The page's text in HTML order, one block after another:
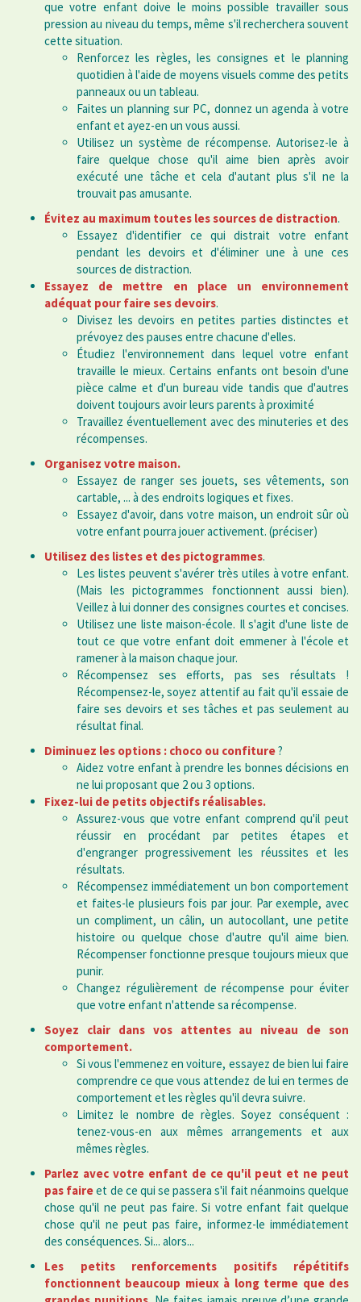
que votre enfant doive le moins possible travailler sous
pression au niveau du temps, même s'il recherchera souvent
cette situation.
Renforcez les règles, les consignes et le planning
quotidien à l'aide de moyens visuels comme des petits
panneaux ou un tableau.
Faites un planning sur PC, donnez un agenda à votre
enfant et ayez-en un vous aussi.
Utilisez un système de récompense. Autorisez-le à
faire quelque chose qu'il aime bien après avoir
exécuté une tâche et cela d'autant plus s'il ne la
trouvait pas amusante.
Évitez au maximum toutes les sources de distraction.
Essayez d'identifier ce qui distrait votre enfant
pendant les devoirs et d'éliminer une à une ces
sources de distraction.
Essayez de mettre en place un environnement
adéquat pour faire ses devoirs.
Divisez les devoirs en petites parties distinctes et
prévoyez des pauses entre chacune d'elles.
Étudiez l'environnement dans lequel votre enfant
travaille le mieux. Certains enfants ont besoin d'une
pièce calme et d'un bureau vide tandis que d'autres
doivent toujours avoir leurs parents à proximité
Travaillez éventuellement avec des minuteries et des
récompenses.
Organisez votre maison.
Essayez de ranger ses jouets, ses vêtements, son
cartable, ... à des endroits logiques et fixes.
Essayez d'avoir, dans votre maison, un endroit sûr où
votre enfant pourra jouer activement. (préciser)
Utilisez des listes et des pictogrammes.
Les listes peuvent s'avérer très utiles à votre enfant.
(Mais les pictogrammes fonctionnent aussi bien).
Veillez à lui donner des consignes courtes et concises.
Utilisez une liste maison-école. Il s'agit d'une liste de
tout ce que votre enfant doit emmener à l'école et
ramener à la maison chaque jour.
Récompensez ses efforts, pas ses résultats !
Récompensez-le, soyez attentif au fait qu'il essaie de
faire ses devoirs et ses tâches et pas seulement au
résultat final.
Diminuez les options : choco ou confiture?
Aidez votre enfant à prendre les bonnes décisions en
ne lui proposant que 2 ou 3 options.
Fixez-lui de petits objectifs réalisables.
Assurez-vous que votre enfant comprend qu'il peut
réussir en procédant par petites étapes et
d'engranger progressivement les réussites et les
résultats.
Récompensez immédiatement un bon comportement
et faites-le plusieurs fois par jour. Par exemple, avec
un compliment, un câlin, un autocollant, une petite
histoire ou quelque chose d'autre qu'il aime bien.
Récompenser fonctionne presque toujours mieux que
punir.
Changez régulièrement de récompense pour éviter
que votre enfant n'attende sa récompense.
Soyez clair dans vos attentes au niveau de son
comportement.
Si vous l'emmenez en voiture, essayez de bien lui faire
comprendre ce que vous attendez de lui en termes de
comportement et les règles qu'il devra suivre.
Limitez le nombre de règles. Soyez conséquent :
tenez-vous-en aux mêmes arrangements et aux
mêmes règles.
Parlez avec votre enfant de ce qu'il peut et ne peut
pas faireet de ce qui se passera s'il fait néanmoins quelque
chose qu'il ne peut pas faire. Si votre enfant fait quelque
chose qu'il ne peut pas faire, informez-le immédiatement
des conséquences. Si... alors...
Les petits renforcements positifs répétitifs
fonctionnent beaucoup mieux à long terme que des